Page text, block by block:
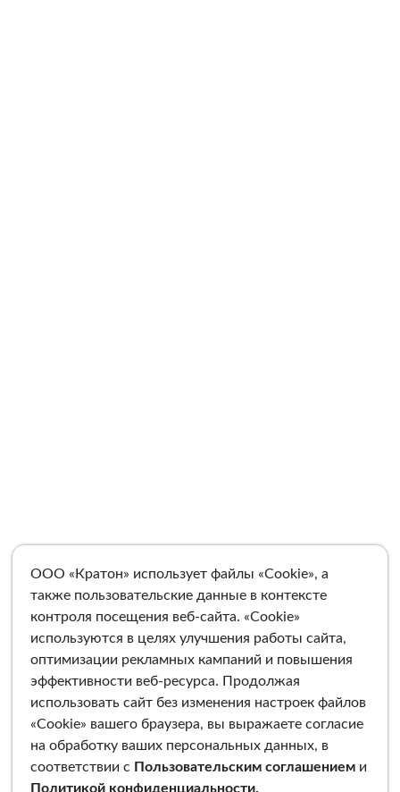
ООО «Кратон» использует файлы «Cookie», а
также пользовательские данные в контексте
контроля посещения веб-сайта. «Cookie»
используются в целях улучшения работы сайта,
оптимизации рекламных кампаний и повышения
эффективности веб-ресурса. Продолжая
использовать сайт без изменения настроек файлов
«Cookie» вашего браузера, вы выражаете согласие
на обработку ваших персональных данных, в
соответствии с Пользовательским соглашением и
Политикой конфиденциальности.